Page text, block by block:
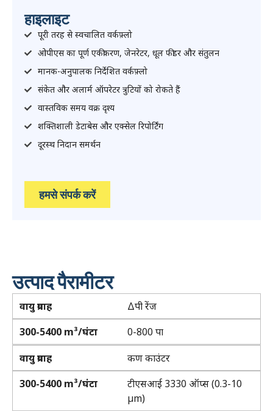
हाइलाइट
पूरी तरह से स्वचालित वर्कफ़्लो
ओपीएस का पूर्ण एकीकरण, जेनरेटर, धूल फीडर और संतुलन
मानक-अनुपालक निर्देशित वर्कफ़्लो
संकेत और अलार्म ऑपरेटर त्रुटियों को रोकते हैं
वास्तविक समय वक्र दृश्य
शक्तिशाली डेटाबेस और एक्सेल रिपोर्टिंग
दूरस्थ निदान समर्थन
हमसे संपर्क करें
उत्पाद पैरामीटर
वायु प्रवाह
Δपी रेंज
300-5400 m³/घंटा
0-800 पा
वायु प्रवाह
कण काउंटर
300-5400 m³/घंटा
टीएसआई 3330 ऑप्स (0.3-10
µm)